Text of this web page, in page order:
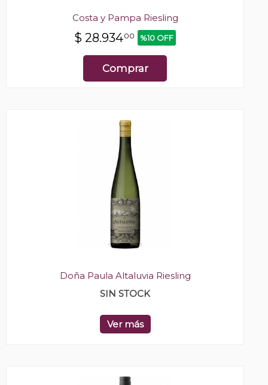
Costa y Pampa Riesling
$ 28.93400 %10 OFF
Comprar
Doña Paula Altaluvia Riesling
SIN STOCK
Ver más